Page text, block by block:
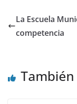
La Escuela
competencia